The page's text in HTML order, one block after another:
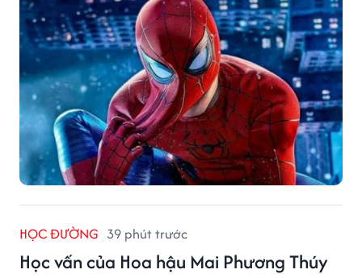
HỌC ĐƯỜNG 39 phút trước
Học vấn của Hoa hậu Mai Phương Thúy